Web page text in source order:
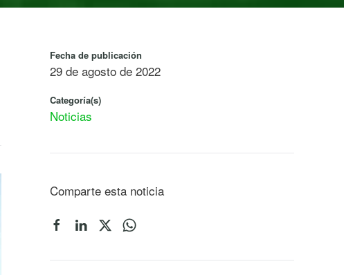
Fecha de publicación
29 de agosto de 2022
Categoría(s)
Noticias
Comparte esta noticia